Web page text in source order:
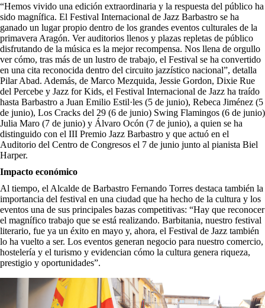
“Hemos vivido una edición extraordinaria y la respuesta del público ha
sido magnífica. El Festival Internacional de Jazz Barbastro se ha
ganado un lugar propio dentro de los grandes eventos culturales de la
primavera Aragón. Ver auditorios llenos y plazas repletas de público
disfrutando de la música es la mejor recompensa. Nos llena de orgullo
ver cómo, tras más de un lustro de trabajo, el Festival se ha convertido
en una cita reconocida dentro del circuito jazzístico nacional”, detalla
Pilar Abad. Además, de Marco Mezquida, Jessie Gordon, Dixie Rue
del Percebe y Jazz for Kids, el Festival Internacional de Jazz ha traído
hasta Barbastro a Juan Emilio Estil·les (5 de junio), Rebeca Jiménez (5
de junio), Los Cracks del 29 (6 de junio) Swing Flamingos (6 de junio)
Julia Maro (7 de junio) y Álvaro Ocón (7 de junio), a quien se ha
distinguido con el III Premio Jazz Barbastro y que actuó en el
Auditorio del Centro de Congresos el 7 de junio junto al pianista Biel
Harper.
Impacto económico
Al tiempo, el Alcalde de Barbastro Fernando Torres destaca también la
importancia del festival en una ciudad que ha hecho de la cultura y los
eventos una de sus principales bazas competitivas: “Hay que reconocer
el magnífico trabajo que se está realizando. Barbitania, nuestro festival
literario, fue ya un éxito en mayo y, ahora, el Festival de Jazz también
lo ha vuelto a ser. Los eventos generan negocio para nuestro comercio,
hostelería y el turismo y evidencian cómo la cultura genera riqueza,
prestigio y oportunidades”.